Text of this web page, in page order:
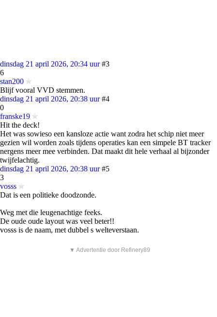
dinsdag 21 april 2026, 20:34 uur #3
6
stan200
Blijf vooral VVD stemmen.
dinsdag 21 april 2026, 20:38 uur #4
0
franske19
Hit the deck!
Het was sowieso een kansloze actie want zodra het schip niet meer
gezien wil worden zoals tijdens operaties kan een simpele BT tracker
nergens meer mee verbinden. Dat maakt dit hele verhaal al bijzonder
twijfelachtig.
dinsdag 21 april 2026, 20:38 uur #5
3
vosss
Dat is een politieke doodzonde.
Weg met die leugenachtige feeks.
De oude oude layout was veel beter!!
vosss is de naam, met dubbel s welteverstaan.
▼ Advertentie door Refinery89